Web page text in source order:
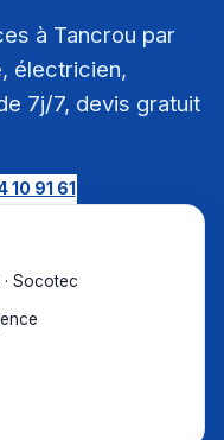
à Tancrou par
électricien,
7j/7, devis gratuit
10 91 61
Socotec